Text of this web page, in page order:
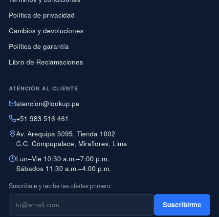
Política de privacidad
Cambios y devoluciones
Política de garantía
Libro de Reclamaciones
ATENCIÓN AL CLIENTE
atencion@lookup.pe
+51 983 516 461
Av. Arequipa 5095, Tienda 1002
C.C. Compupalace, Miraflores, Lima
Lun–Vie 10:30 a.m.–7:00 p.m.
Sábados 11:30 a.m.–4:00 p.m.
Suscríbete y recibe las ofertas primero:
Suscribirme